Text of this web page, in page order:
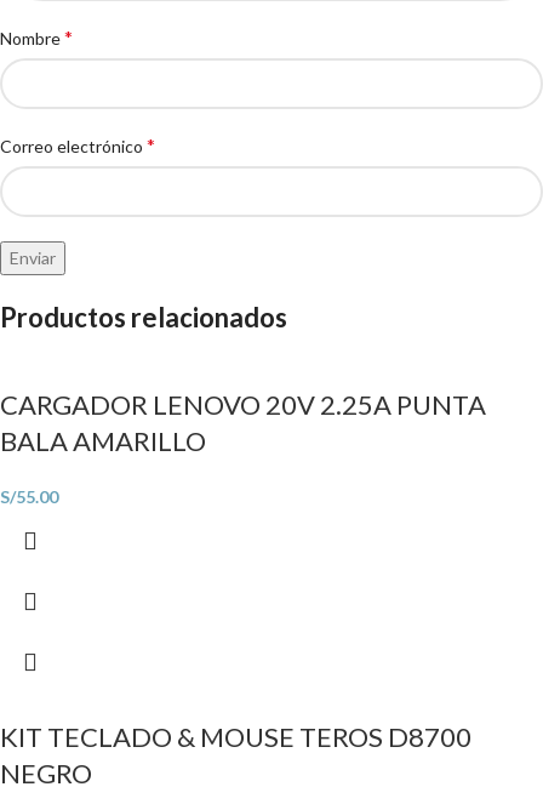
Nombre*
Correo electrónico *
Productos relacionados
CARGADOR LENOVO 20V 2.25A PUNTA
BALA AMARILLO
S/55.00
KIT TECLADO & MOUSE TEROS D8700
NEGRO